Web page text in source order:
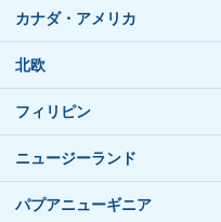
カナダ・アメリカ
北欧
フィリピン
ニュージーランド
パプアニューギニア